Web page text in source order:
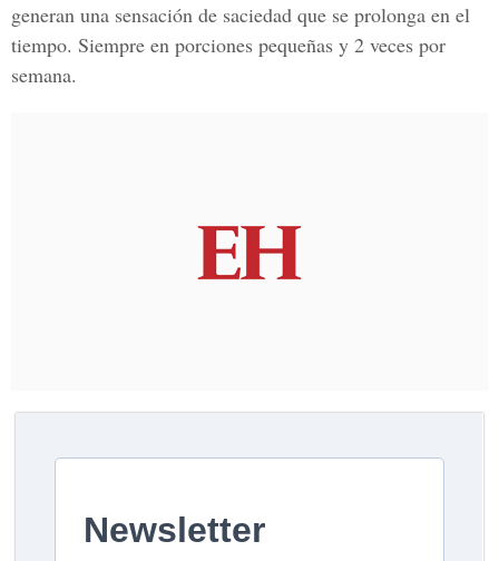
generan una sensación de saciedad que se prolonga en el
tiempo. Siempre en porciones pequeñas y 2 veces por
semana.